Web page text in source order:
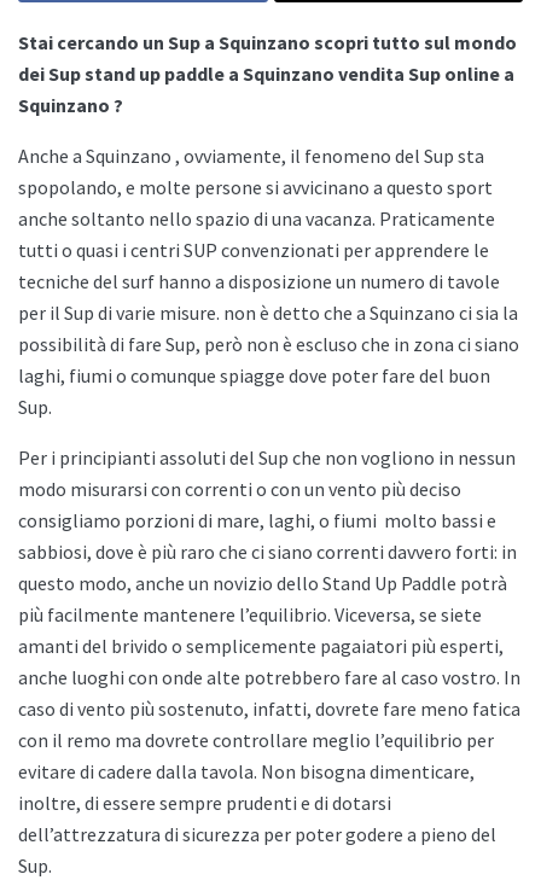
Stai cercando un Sup a Squinzano scopri tutto sul mondo
dei Sup stand up paddle a Squinzano vendita Sup online a
Squinzano ?
Anche a Squinzano , ovviamente, il fenomeno del Sup sta
spopolando, e molte persone si avvicinano a questo sport
anche soltanto nello spazio di una vacanza. Praticamente
tutti o quasi i centri SUP convenzionati per apprendere le
tecniche del surf hanno a disposizione un numero di tavole
per il Sup di varie misure. non è detto che a Squinzano ci sia la
possibilità di fare Sup, però non è escluso che in zona ci siano
laghi, fiumi o comunque spiagge dove poter fare del buon
Sup.
Per i principianti assoluti del Sup che non vogliono in nessun
modo misurarsi con correnti o con un vento più deciso
consigliamo porzioni di mare, laghi, o fiumi molto bassi e
sabbiosi, dove è più raro che ci siano correnti davvero forti: in
questo modo, anche un novizio dello Stand Up Paddle potrà
più facilmente mantenere l’equilibrio. Viceversa, se siete
amanti del brivido o semplicemente pagaiatori più esperti,
anche luoghi con onde alte potrebbero fare al caso vostro. In
caso di vento più sostenuto, infatti, dovrete fare meno fatica
con il remo ma dovrete controllare meglio l’equilibrio per
evitare di cadere dalla tavola. Non bisogna dimenticare,
inoltre, di essere sempre prudenti e di dotarsi
dell’attrezzatura di sicurezza per poter godere a pieno del
Sup.